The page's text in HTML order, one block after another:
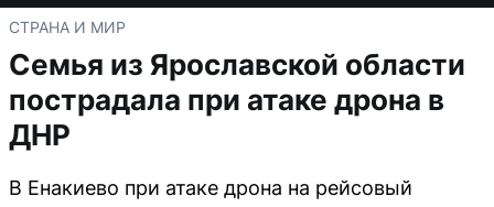
СТРАНА И МИР
Семья из Ярославской области
пострадала при атаке дрона в
ДНР
В Енакиево при атаке дрона на рейсовый